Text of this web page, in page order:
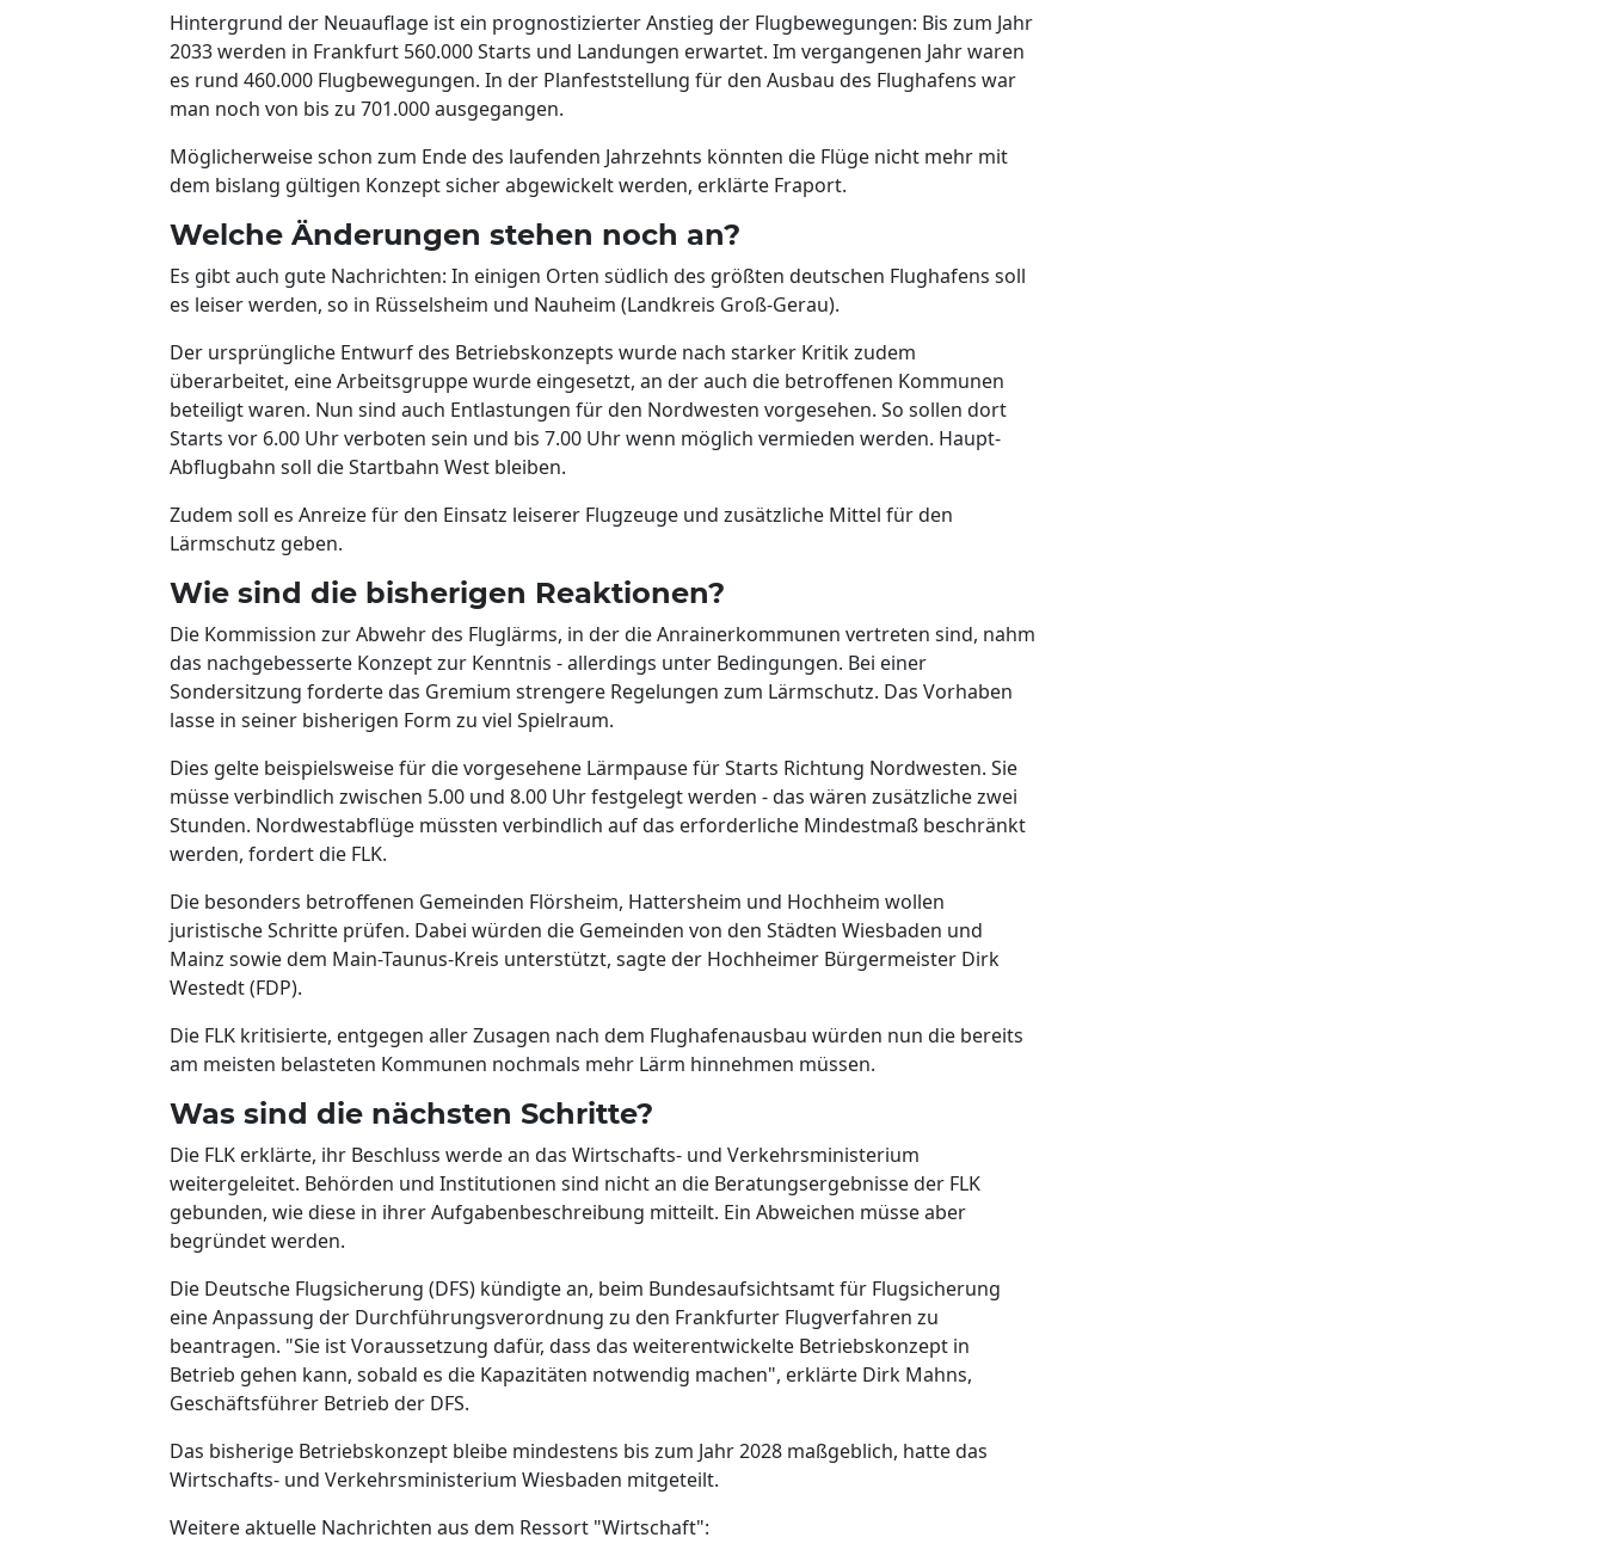
Hintergrund der Neuauflage ist ein prognostizierter Anstieg der Flugbewegungen: Bis zum Jahr
2033 werden in Frankfurt 560.000 Starts und Landungen erwartet. Im vergangenen Jahr waren
es rund 460.000 Flugbewegungen. In der Planfeststellung für den Ausbau des Flughafens war
man noch von bis zu 701.000 ausgegangen.
Möglicherweise schon zum Ende des laufenden Jahrzehnts könnten die Flüge nicht mehr mit
dem bislang gültigen Konzept sicher abgewickelt werden, erklärte Fraport.
Welche Änderungen stehen noch an?
Es gibt auch gute Nachrichten: In einigen Orten südlich des größten deutschen Flughafens soll
es leiser werden, so in Rüsselsheim und Nauheim (Landkreis Groß-Gerau).
Der ursprüngliche Entwurf des Betriebskonzepts wurde nach starker Kritik zudem
überarbeitet, eine Arbeitsgruppe wurde eingesetzt, an der auch die betroffenen Kommunen
beteiligt waren. Nun sind auch Entlastungen für den Nordwesten vorgesehen. So sollen dort
Starts vor 6.00 Uhr verboten sein und bis 7.00 Uhr wenn möglich vermieden werden. Haupt-
Abflugbahn soll die Startbahn West bleiben.
Zudem soll es Anreize für den Einsatz leiserer Flugzeuge und zusätzliche Mittel für den
Lärmschutz geben.
Wie sind die bisherigen Reaktionen?
Die Kommission zur Abwehr des Fluglärms, in der die Anrainerkommunen vertreten sind, nahm
das nachgebesserte Konzept zur Kenntnis - allerdings unter Bedingungen. Bei einer
Sondersitzung forderte das Gremium strengere Regelungen zum Lärmschutz. Das Vorhaben
lasse in seiner bisherigen Form zu viel Spielraum.
Dies gelte beispielsweise für die vorgesehene Lärmpause für Starts Richtung Nordwesten. Sie
müsse verbindlich zwischen 5.00 und 8.00 Uhr festgelegt werden - das wären zusätzliche zwei
Stunden. Nordwestabflüge müssten verbindlich auf das erforderliche Mindestmaß beschränkt
werden, fordert die FLK.
Die besonders betroffenen Gemeinden Flörsheim, Hattersheim und Hochheim wollen
juristische Schritte prüfen. Dabei würden die Gemeinden von den Städten Wiesbaden und
Mainz sowie dem Main-Taunus-Kreis unterstützt, sagte der Hochheimer Bürgermeister Dirk
Westedt (FDP).
Die FLK kritisierte, entgegen aller Zusagen nach dem Flughafenausbau würden nun die bereits
am meisten belasteten Kommunen nochmals mehr Lärm hinnehmen müssen.
Was sind die nächsten Schritte?
Die FLK erklärte, ihr Beschluss werde an das Wirtschafts- und Verkehrsministerium
weitergeleitet. Behörden und Institutionen sind nicht an die Beratungsergebnisse der FLK
gebunden, wie diese in ihrer Aufgabenbeschreibung mitteilt. Ein Abweichen müsse aber
begründet werden.
Die Deutsche Flugsicherung (DFS) kündigte an, beim Bundesaufsichtsamt für Flugsicherung
eine Anpassung der Durchführungsverordnung zu den Frankfurter Flugverfahren zu
beantragen. "Sie ist Voraussetzung dafür, dass das weiterentwickelte Betriebskonzept in
Betrieb gehen kann, sobald es die Kapazitäten notwendig machen", erklärte Dirk Mahns,
Geschäftsführer Betrieb der DFS.
Das bisherige Betriebskonzept bleibe mindestens bis zum Jahr 2028 maßgeblich, hatte das
Wirtschafts- und Verkehrsministerium Wiesbaden mitgeteilt.
Weitere aktuelle Nachrichten aus dem Ressort "Wirtschaft":